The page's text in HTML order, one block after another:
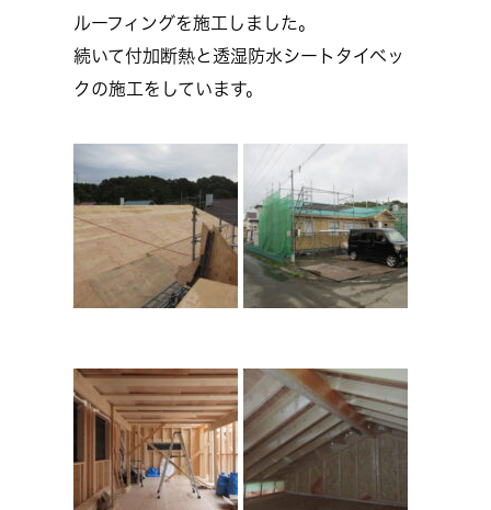
ルーフィングを施工しました。
続いて付加断熱と透湿防水シートタイベッ
クの施工をしています。